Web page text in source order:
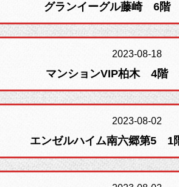
グランイーグル藤崎 6階
2023-08-18
マンションVIP柏木 4階
2023-08-02
エンゼルハイム南六郷第5 1